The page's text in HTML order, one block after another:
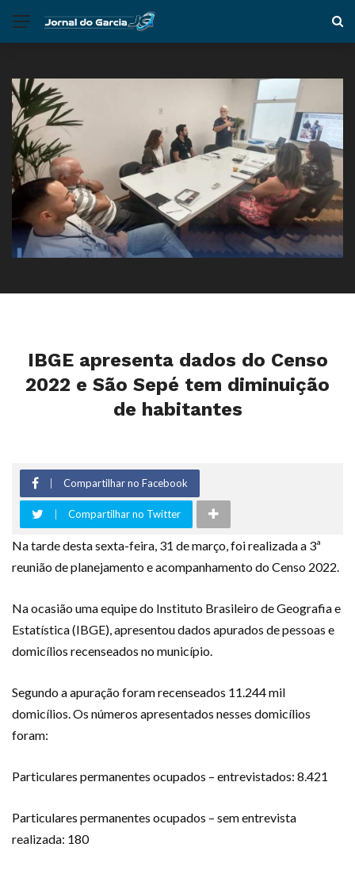
IBGE apresenta dados do Censo
2022 e São Sepé tem diminuição
de habitantes
Compartilhar no Facebook
Compartilhar no Twitter
Na tarde desta sexta-feira, 31 de março, foi realizada a 3ª
reunião de planejamento e acompanhamento do Censo 2022.
Na ocasião uma equipe do Instituto Brasileiro de Geografia e
Estatística (IBGE), apresentou dados apurados de pessoas e
domicílios recenseados no município.
Segundo a apuração foram recenseados 11.244 mil
domicílios. Os números apresentados nesses domicílios
foram:
Particulares permanentes ocupados – entrevistados: 8.421
Particulares permanentes ocupados – sem entrevista
realizada: 180